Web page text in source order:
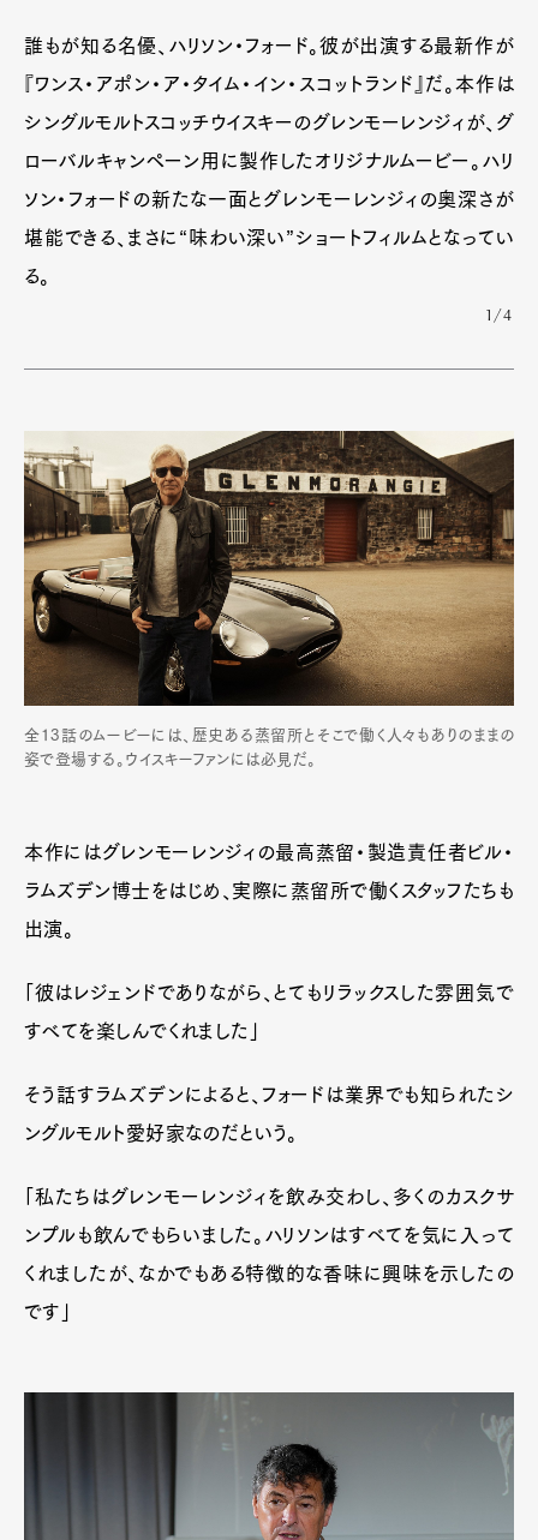
誰もが知る名優、ハリソン・フォード。彼が出演する最新作が
『ワンス・アポン・ア・タイム・イン・スコットランド』だ。本作は
シングルモルトスコッチウイスキーのグレンモーレンジィが、グ
ローバルキャンペーン用に製作したオリジナルムービー。ハリ
ソン・フォードの新たな一面とグレンモーレンジィの奥深さが
堪能できる、まさに“味わい深い”ショートフィルムとなってい
る。
1/4
全13話のムービーには、歴史ある蒸留所とそこで働く人々もありのままの
姿で登場する。ウイスキーファンには必見だ。
本作にはグレンモーレンジィの最高蒸留・製造責任者ビル・
ラムズデン博士をはじめ、実際に蒸留所で働くスタッフたちも
出演。
「彼はレジェンドでありながら、とてもリラックスした雰囲気で
すべてを楽しんでくれました」
そう話すラムズデンによると、フォードは業界でも知られたシ
ングルモルト愛好家なのだという。
「私たちはグレンモーレンジィを飲み交わし、多くのカスクサ
ンプルも飲んでもらいました。ハリソンはすべてを気に入って
くれましたが、なかでもある特徴的な香味に興味を示したの
です」